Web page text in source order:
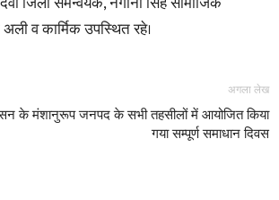
व कार्मिक उपस्थित रहे।
अगला लेख
के मंशानुरूप जनपद के सभी तहसीलों में आयोजित किया
गया सम्पूर्ण समाधान दिवस